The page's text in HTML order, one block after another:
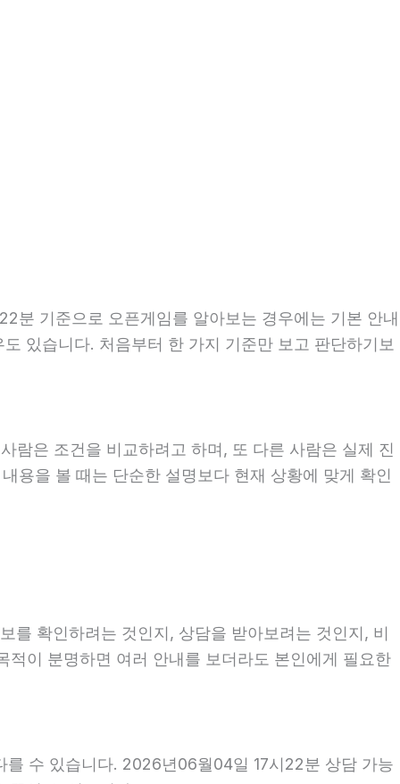
분 기준으로 오픈게임를 알아보는 경우에는 기본 안내
있습니다. 처음부터 한 가지 기준만 보고 판단하기보
람은 조건을 비교하려고 하며, 또 다른 사람은 실제 진
용을 볼 때는 단순한 설명보다 현재 상황에 맞게 확인
를 확인하려는 것인지, 상담을 받아보려는 것인지, 비
이 분명하면 여러 안내를 보더라도 본인에게 필요한
수 있습니다. 2026년06월04일 17시22분 상담 가능